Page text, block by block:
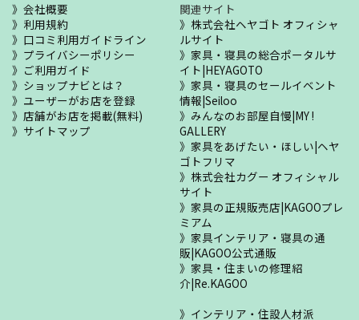
会社概要
利用規約
口コミ利用ガイドライン
プライバシーポリシー
ご利用ガイド
ショップナビとは？
ユーザーがお店を登録
店舗がお店を掲載(無料)
サイトマップ
関連サイト
株式会社ヘヤゴト オフィシャ
ルサイト
家具・寝具の総合ポータルサ
イト|HEYAGOTO
家具・寝具のセールイベント
情報|Seiloo
みんなのお部屋自慢|MY !
GALLERY
家具をあげたい・ほしい|ヘヤ
ゴトフリマ
株式会社カグー オフィシャル
サイト
家具の正規販売店|KAGOOプレ
ミアム
家具インテリア・寝具の通
販|KAGOO公式通販
家具・住まいの修理紹
介|Re.KAGOO
インテリア・住設人材派